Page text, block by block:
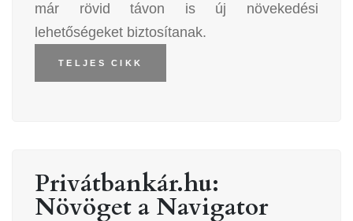
már rövid távon is új növekedési
lehetőségeket biztosítanak.
TELJES CIKK
Privátbankár.hu:
Növöget a Navigator